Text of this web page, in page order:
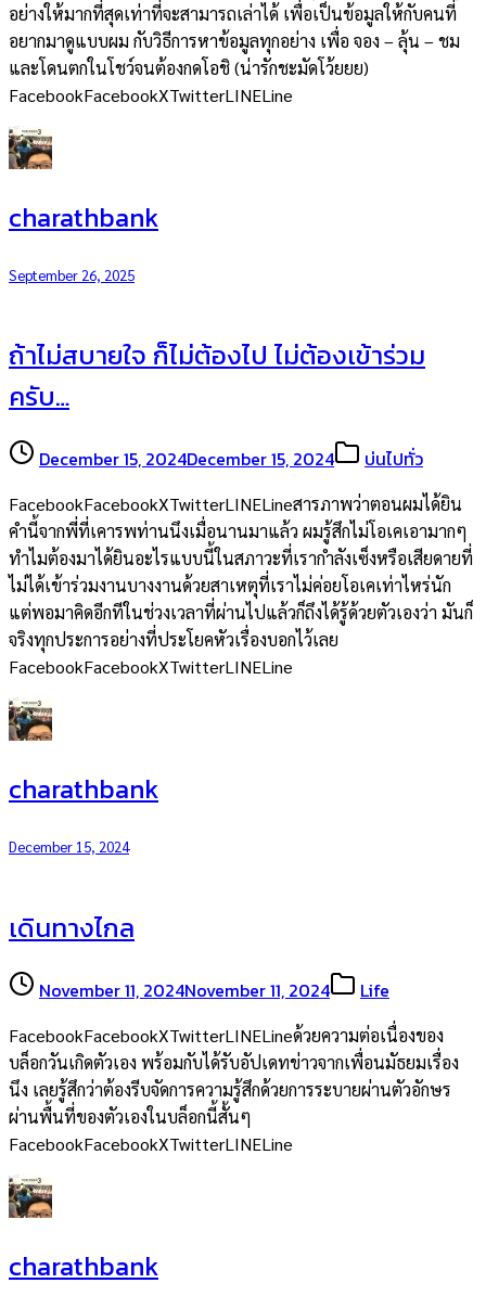
อย่างให้มากที่สุดเท่าที่จะสามารถเล่าได้ เพื่อเป็นข้อมูลให้กับคนที่
อยากมาดูแบบผม กับวิธีการหาข้อมูลทุกอย่าง เพื่อ จอง – ลุ้น – ชม
และโดนตกในโชว์จนต้องกดโอชิ (น่ารักชะมัดโว้ยยย)
FacebookFacebookXTwitterLINELine
charathbank
September 26, 2025
ถ้าไม่สบายใจ ก็ไม่ต้องไป ไม่ต้องเข้าร่วม
ครับ…
December 15, 2024December 15, 2024 บ่นไปทั่ว
FacebookFacebookXTwitterLINELineสารภาพว่าตอนผมได้ยิน
คำนี้จากพี่ที่เคารพท่านนึงเมื่อนานมาแล้ว ผมรู้สึกไม่โอเคเอามากๆ
ทำไมต้องมาได้ยินอะไรแบบนี้ในสภาวะที่เรากำลังเซ็งหรือเสียดายที่
ไม่ได้เข้าร่วมงานบางงานด้วยสาเหตุที่เราไม่ค่อยโอเคเท่าไหร่นัก
แต่พอมาคิดอีกทีในช่วงเวลาที่ผ่านไปแล้วก็ถึงได้รู้ด้วยตัวเองว่า มันก็
จริงทุกประการอย่างที่ประโยคหัวเรื่องบอกไว้เลย
FacebookFacebookXTwitterLINELine
charathbank
December 15, 2024
เดินทางไกล
November 11, 2024November 11, 2024 Life
FacebookFacebookXTwitterLINELineด้วยความต่อเนื่องของ
บล็อกวันเกิดตัวเอง พร้อมกับได้รับอัปเดทข่าวจากเพื่อนมัธยมเรื่อง
นึง เลยรู้สึกว่าต้องรีบจัดการความรู้สึกด้วยการระบายผ่านตัวอักษร
ผ่านพื้นที่ของตัวเองในบล็อกนี้สั้นๆ
FacebookFacebookXTwitterLINELine
charathbank